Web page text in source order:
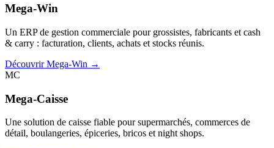
Mega-Win
Un ERP de gestion commerciale pour grossistes, fabricants et cash
& carry : facturation, clients, achats et stocks réunis.
Découvrir Mega-Win →
MC
Mega-Caisse
Une solution de caisse fiable pour supermarchés, commerces de
détail, boulangeries, épiceries, bricos et night shops.